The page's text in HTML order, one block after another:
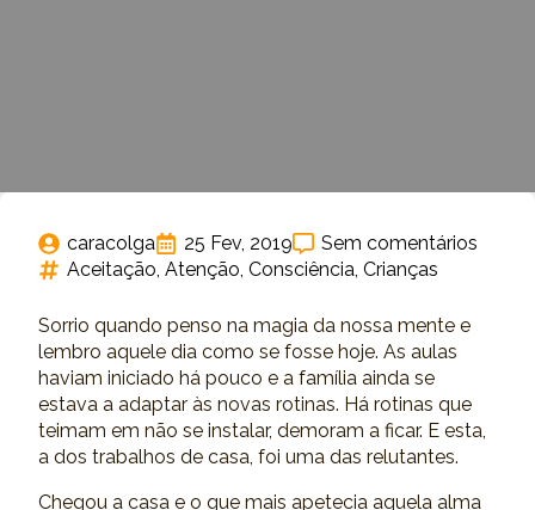
caracolga 25 Fev, 2019
Sem comentários
Aceitação Atenção Consciência Crianças
Sorrio quando penso na magia da nossa mente e
lembro aquele dia como se fosse hoje. As aulas
haviam iniciado há pouco e a família ainda se
estava a adaptar às novas rotinas. Há rotinas que
teimam em não se instalar, demoram a ficar. E esta,
a dos trabalhos de casa, foi uma das relutantes.
Chegou a casa e o que mais apetecia aquela alma